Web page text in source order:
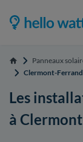
Accueil Panneaux
Clermont-Ferrand
Les
à